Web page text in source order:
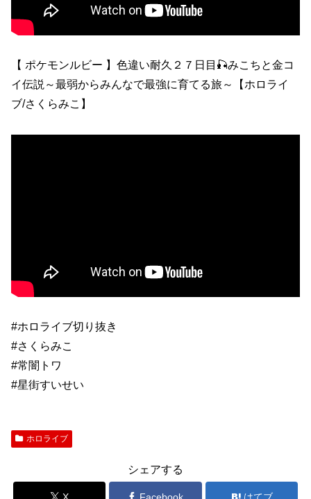
【 ポケモンルビー 】色違い耐久２７日目🎣みこちと金コ
イ伝説～最弱からみんなで最強に育てる旅～【ホロライ
ブ/さくらみこ】
#ホロライブ切り抜き
#さくらみこ
#常闇トワ
#星街すいせい
ホロライブ
シェアする
X Facebook はてブ